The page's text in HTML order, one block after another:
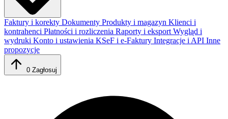
Faktury i korekty Dokumenty Produkty i magazyn Klienci i
kontrahenci Płatności i rozliczenia Raporty i eksport Wygląd i
wydruki Konto i ustawienia KSeF i e-Faktury Integracje i API Inne
propozycje
0 Zagłosuj